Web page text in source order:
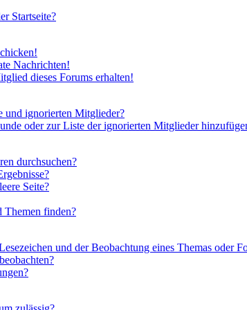
Startseite?
Nachrichten!
dieses Forums erhalten!
und ignorierten Mitglieder?
oder zur Liste der ignorierten Mitglieder
durchsuchen?
Seite?
Themen finden?
und der Beobachtung eines Themas oder